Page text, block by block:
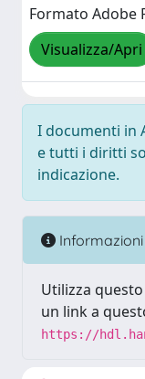
Formato Adobe
Visualizza/Apri
I documenti in
e tutti i diritti
indicazione.
Informazioni
Utilizza
un link a
https://